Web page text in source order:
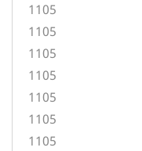
1105
1105
1105
1105
1105
1105
1105